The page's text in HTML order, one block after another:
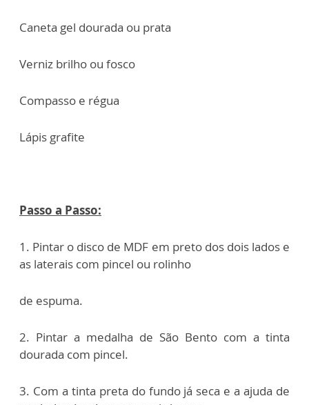
Caneta gel dourada ou prata
Verniz brilho ou fosco
Compasso e régua
Lápis grafite
Passo a Passo:
1. Pintar o disco de MDF em preto dos dois lados e
as laterais com pincel ou rolinho
de espuma.
2. Pintar a medalha de São Bento com a tinta
dourada com pincel.
3. Com a tinta preta do fundo já seca e a ajuda de